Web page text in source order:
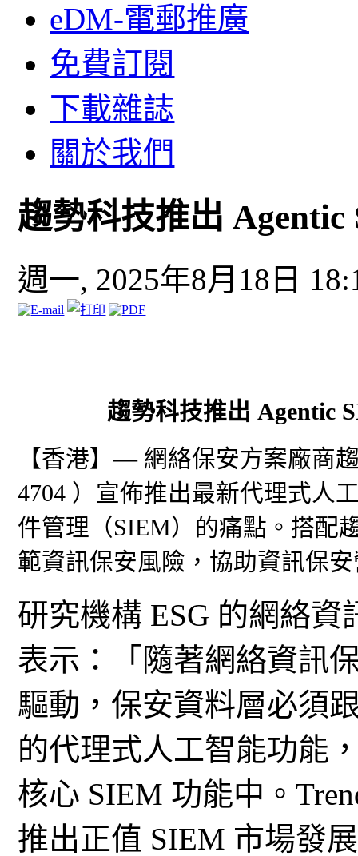
eDM-電郵推廣
免費訂閱
下載雜誌
關於我們
趨勢科技推出
週一, 2025年8月18日
趨勢科技推出
【香港】— 網絡保安方案廠商
4704 ）宣佈推出最新代理式人
件管理（SIEM）的痛點。搭配
範資訊保安風險，協助資訊保
研究機構 ESG 的網絡資
表示：「隨著網絡資訊
驅動，保安資料層必須
的代理式人工智能功能
核心 SIEM 功能中。
推出正值 SIEM 市場發